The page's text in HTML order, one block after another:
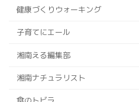
健康づくりウォーキング
子育てにエール
湘南える編集部
湘南ナチュラリスト